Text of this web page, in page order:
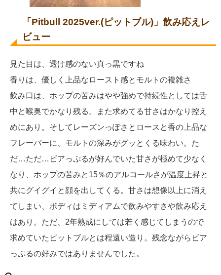
「Pitbull 2025ver.(ピットブル)」飲み応えレ
ビュー
見た目は、透け感のない真っ黒ですね
香りは、優しく上品なロースト感とモルトの複雑さ
飲み口は、ホップの苦みはやや強めで持続性としては舌
中と喉奥でかなり残る。また求めてる甘さはかなり控え
めにあり。そしてレーズンっぽさとロースと香の上品な
フレーバーに、モルトの深みがグッとくる味わい。た
だ…ただ…ビアっぷるが好んでいた甘さが極めて少なく
なり、ホップの苦みと15％のアルコールさが温度上昇と
共にグイグイと顔を出してくる。甘さは想像以上に消え
てしまい、ボディはミディアムで飲みやすさや飲み応え
はあり。ただ、2年熟成にしては若く感じてしまうので
求めていたピットブルとは程遠い造り。残念ながらビア
っぷるの好みではありませんでした。